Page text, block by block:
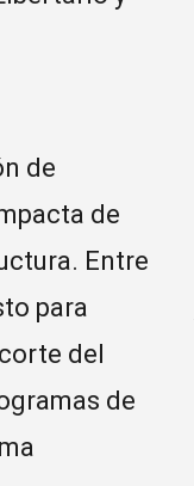
de
de
Entre
para
del
de